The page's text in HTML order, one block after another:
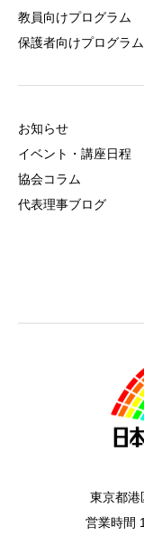
教員向けプログラム
保護者向けプログラム
お知らせ
イベント・講座日程
協会コラム
代表理事ブログ
東京都港
営業時間